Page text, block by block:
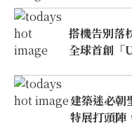
搭機告別落
全球首創「
建築迷必朝
特展打頭陣